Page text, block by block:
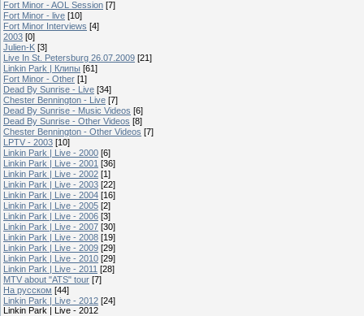
Fort Minor - AOL Session [7]
Fort Minor - live [10]
Fort Minor Interviews [4]
2003 [0]
Julien-K [3]
Live In St. Petersburg 26.07.2009 [21]
Linkin Park | Клипы [61]
Fort Minor - Other [1]
Dead By Sunrise - Live [34]
Chester Bennington - Live [7]
Dead By Sunrise - Music Videos [6]
Dead By Sunrise - Other Videos [8]
Chester Bennington - Other Videos [7]
LPTV - 2003 [10]
Linkin Park | Live - 2000 [6]
Linkin Park | Live - 2001 [36]
Linkin Park | Live - 2002 [1]
Linkin Park | Live - 2003 [22]
Linkin Park | Live - 2004 [16]
Linkin Park | Live - 2005 [2]
Linkin Park | Live - 2006 [3]
Linkin Park | Live - 2007 [30]
Linkin Park | Live - 2008 [19]
Linkin Park | Live - 2009 [29]
Linkin Park | Live - 2010 [29]
Linkin Park | Live - 2011 [28]
MTV about "ATS" tour [7]
На русском [44]
Linkin Park | Live - 2012 [24]
Linkin Park | Live - 2012